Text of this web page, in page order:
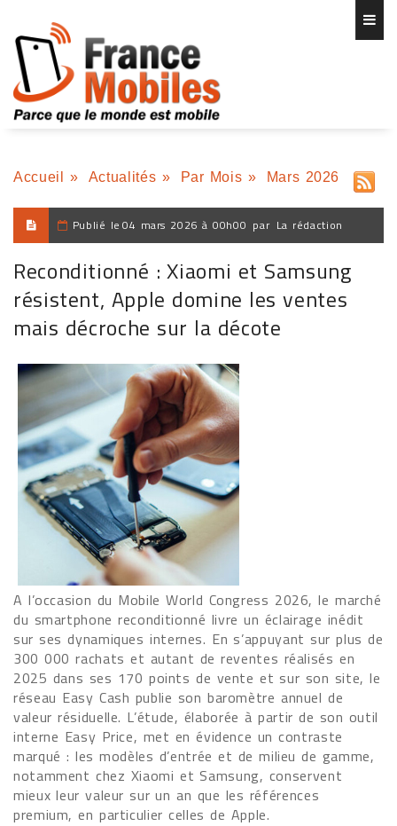
Accueil » Actualités » Par Mois » Mars 2026
Publié le 04 mars 2026 à 00h00 par La rédaction
Reconditionné : Xiaomi et Samsung
résistent, Apple domine les ventes
mais décroche sur la décote
A l’occasion du Mobile World Congress 2026, le marché
du smartphone reconditionné livre un éclairage inédit
sur ses dynamiques internes. En s’appuyant sur plus de
300 000 rachats et autant de reventes réalisés en
2025 dans ses 170 points de vente et sur son site, le
réseau Easy Cash publie son baromètre annuel de
valeur résiduelle. L’étude, élaborée à partir de son outil
interne Easy Price, met en évidence un contraste
marqué : les modèles d’entrée et de milieu de gamme,
notamment chez Xiaomi et Samsung, conservent
mieux leur valeur sur un an que les références
premium, en particulier celles de Apple.